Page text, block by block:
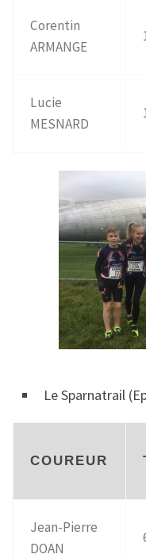
Corentin
ARMANGE
Lucie
MESNARD
Le Sparnatrail
COUREUR
Jean-Pierre
DOAN